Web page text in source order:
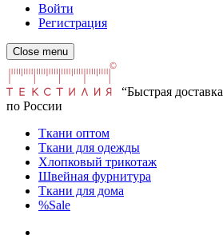
Войти
Регистрация
Close menu
“Быстрая доставка
по России
Ткани оптом
Ткани для одежды
Хлопковый трикотаж
Швейная фурнитура
Ткани для дома
%Sale